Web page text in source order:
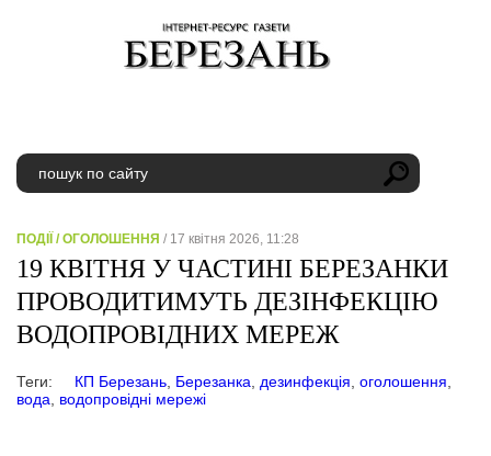
ПОДІЇ /ОГОЛОШЕННЯ / 17 квітня 2026, 11:28
19 КВІТНЯ У ЧАСТИНІ БЕРЕЗАНКИ
ПРОВОДИТИМУТЬ ДЕЗІНФЕКЦІЮ
ВОДОПРОВІДНИХ МЕРЕЖ
Теги: КП Березань Березанка дезинфекція оголошення
вода
водопровідні мережі